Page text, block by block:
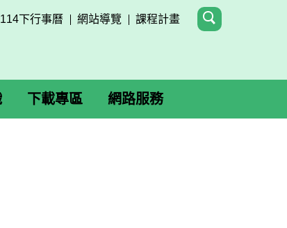
114下行事曆 網站導覽 課程計畫
下載專區 網路服務